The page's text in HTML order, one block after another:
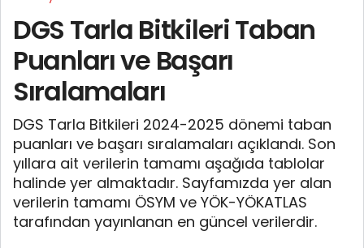
DGS Tarla Bitkileri Taban
Puanları ve Başarı
Sıralamaları
DGS Tarla Bitkileri 2024-2025 dönemi taban
puanları ve başarı sıralamaları açıklandı. Son
yıllara ait verilerin tamamı aşağıda tablolar
halinde yer almaktadır. Sayfamızda yer alan
verilerin tamamı ÖSYM ve YÖK-YÖKATLAS
tarafından yayınlanan en güncel verilerdir.